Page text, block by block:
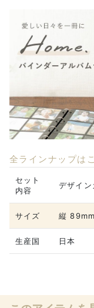
全ラインナップは
セット
内容
デザイ
サイズ 縦
生産国 日本